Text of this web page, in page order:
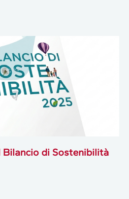
Bilancio di Sostenibilità